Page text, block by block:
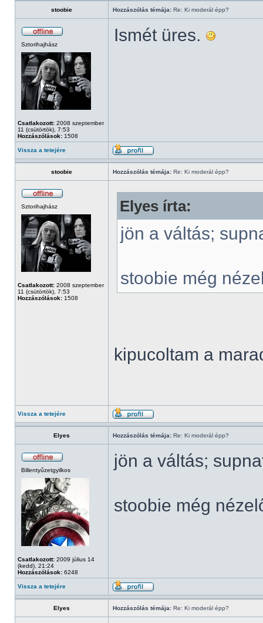
stoobie Hozzászólás témája: Re: Ki moderál épp?
Sztorihajhász
Csatlakozott: 2008 szeptember
11 (csütörtök), 7:53
Hozzászólások: 1508
Ismét üres.
Vissza a tetejére
stoobie Hozzászólás témája: Re: Ki moderál épp?
Sztorihajhász
Csatlakozott: 2008 szeptember
11 (csütörtök), 7:53
Hozzászólások: 1508
Elyes írta:
jön a váltás;
stoobie még
kipucoltam a
Vissza a tetejére
Elyes Hozzászólás témája: Re: Ki moderál épp?
Billentyűzetgyilkos
Csatlakozott: 2009 július 14
(kedd), 21:24
Hozzászólások: 6248
jön a váltás;
stoobie még
Vissza a tetejére
Elyes Hozzászólás témája: Re: Ki moderál épp?